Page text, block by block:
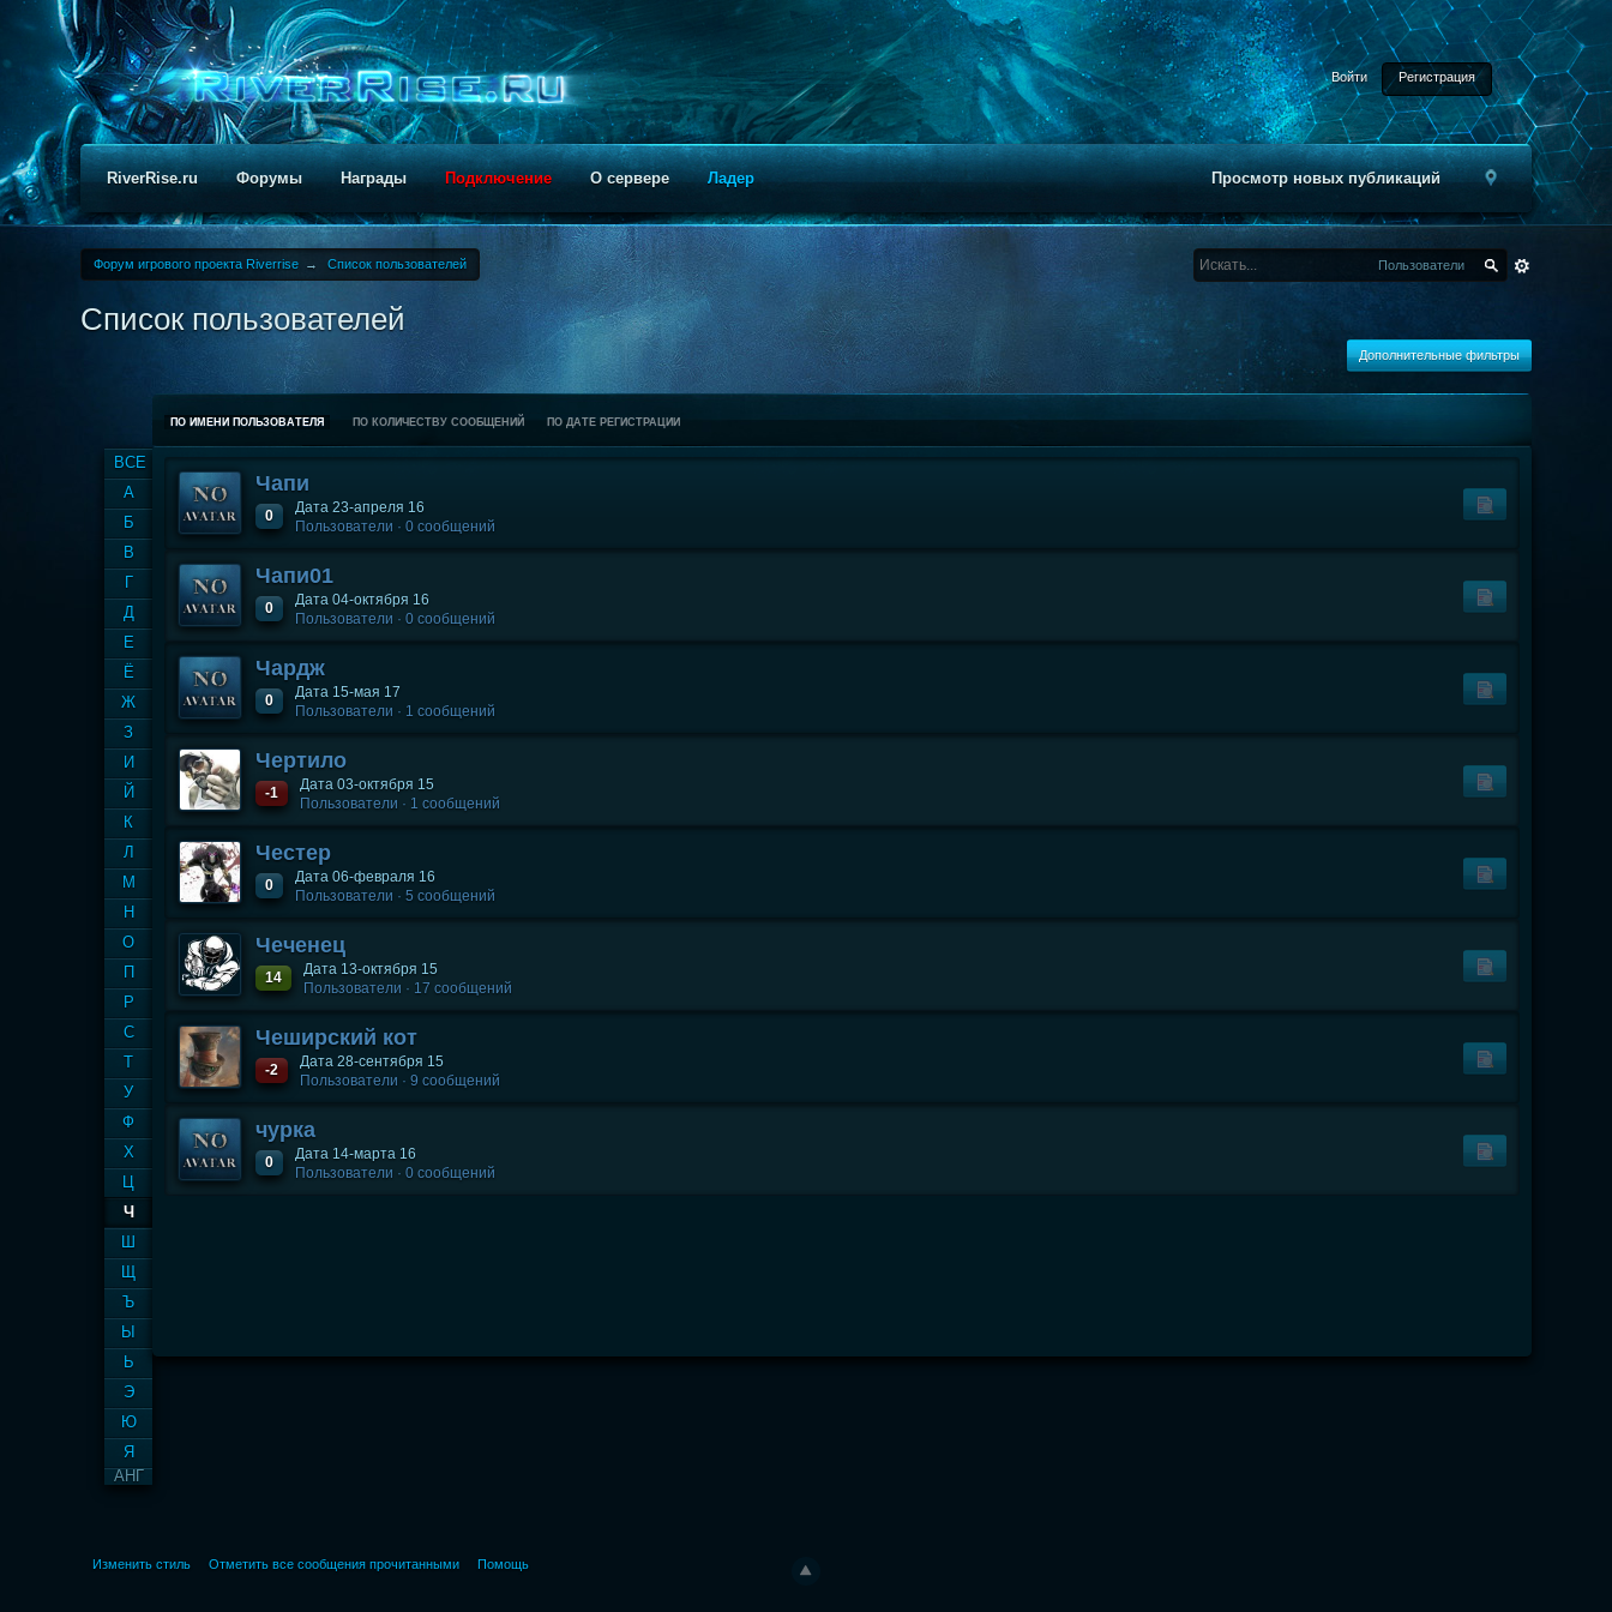
Войти Регистрация
Просмотр новых публикаций
RiverRise.ru Форумы Награды Подключение О сервере Ладер
Форум игрового проекта Riverrise → Список пользователей Пользователи
Список пользователей
Дополнительные фильтры
ВСЕ
А
Б
В
Г
Д
Е
Ё
Ж
З
И
Й
К
Л
М
Н
О
П
Р
С
Т
У
Ф
Х
Ц
Ч
Ш
Щ
Ъ
Ы
Ь
Э
Ю
Я
АНГ
ПО ИМЕНИ ПОЛЬЗОВАТЕЛЯ ПО КОЛИЧЕСТВУ СООБЩЕНИЙ ПО ДАТЕ РЕГИСТРАЦИИ
Чапи
0
Дата 23-апреля 16
Пользователи · 0 сообщений
Чапи01
0
Дата 04-октября 16
Пользователи · 0 сообщений
Чардж
0
Дата 15-мая 17
Пользователи · 1 сообщений
Чертило
-1
Дата 03-октября 15
Пользователи · 1 сообщений
Честер
0
Дата 06-февраля 16
Пользователи · 5 сообщений
Чеченец
14
Дата 13-октября 15
Пользователи · 17 сообщений
Чеширский кот
-2
Дата 28-сентября 15
Пользователи · 9 сообщений
чурка
0
Дата 14-марта 16
Пользователи · 0 сообщений
Изменить стиль Отметить все сообщения прочитанными Помощь